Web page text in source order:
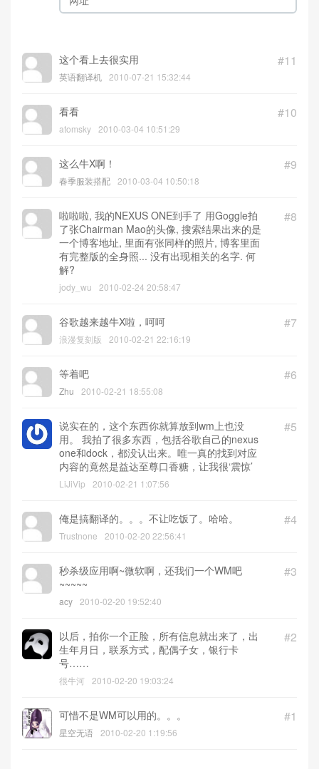
#11
这个看上去很实用
英语翻译机 2010-07-21 15:32:44
#10
看看
atomsky 2010-03-04 10:51:29
#9
这么牛X啊！
春季服装搭配 2010-03-04 10:50:18
#8
啦啦啦, 我的NEXUS ONE到手了 用Goggle拍
了张Chairman Mao的头像, 搜索结果出来的是
一个博客地址, 里面有张同样的照片, 博客里面
有完整版的全身照... 没有出现相关的名字. 何
解?
jody_wu 2010-02-24 20:58:47
#7
谷歌越来越牛X啦，呵呵
浪漫复刻版 2010-02-21 22:16:19
#6
等着吧
Zhu 2010-02-21 18:55:08
#5
说实在的，这个东西你就算放到wm上也没
用。 我拍了很多东西，包括谷歌自己的nexus
one和dock，都没认出来。唯一真的找到对应
内容的竟然是益达至尊口香糖，让我很‘震惊’
LiJiVip 2010-02-21 1:07:56
#4
俺是搞翻译的。。。不让吃饭了。哈哈。
Trustnone 2010-02-20 22:56:41
#3
秒杀级应用啊~微软啊，还我们一个WM吧
~~~~~
acy 2010-02-20 19:52:40
#2
以后，拍你一个正脸，所有信息就出来了，出
生年月日，联系方式，配偶子女，银行卡
号……
很牛河 2010-02-20 19:03:24
#1
可惜不是WM可以用的。。。
星空无语 2010-02-20 1:19:56